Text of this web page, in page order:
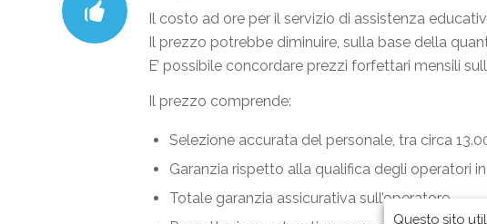
Il costo ad ore per il servizio di assistenza
Il prezzo potrebbe diminuire, sulla base della
E’ possibile concordare prezzi forfettari mensili
Il prezzo comprende:
Selezione accurata del personale, tra circa
Garanzia rispetto alla qualifica degli operatori
Totale garanzia assicurativa sull’operatore.
Questo sito